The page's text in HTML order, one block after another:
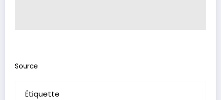
Source
Étiquette